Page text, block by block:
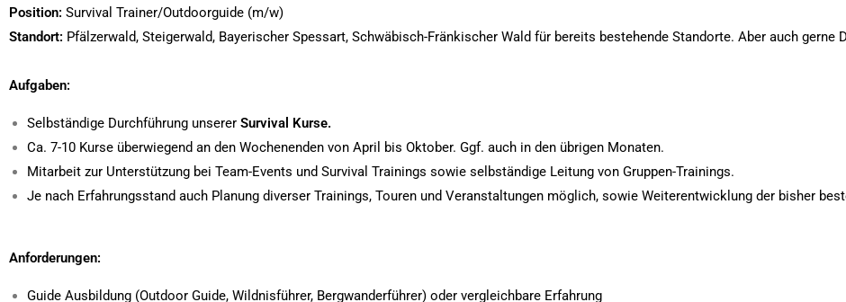
Position: Survival Trainer/Outdoorguide (m/w)
Standort: Pfälzerwald, Steigerwald, Bayerischer Spessart, Schwäbisch-Fränkischer Wald für bereits bestehende Standorte. Aber auch gerne
Aufgaben:
Selbständige Durchführung unserer Survival Kurse.
Ca. 7-10 Kurse überwiegend an den Wochenenden von April bis Oktober. Ggf. auch in den übrigen Monaten.
Mitarbeit zur Unterstützung bei Team-Events und Survival Trainings sowie selbständige Leitung von Gruppen-Trainings.
Je nach Erfahrungsstand auch Planung diverser Trainings, Touren und Veranstaltungen möglich, sowie Weiterentwicklung der bisher
Anforderungen:
Guide Ausbildung (Outdoor Guide, Wildnisführer, Bergwanderführer) oder vergleichbare Erfahrung